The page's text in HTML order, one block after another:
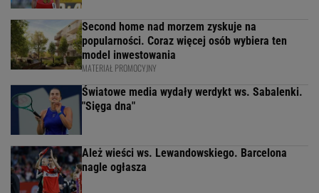
Second home nad morzem zyskuje na
popularności. Coraz więcej osób wybiera ten
model inwestowania
MATERIAŁ PROMOCYJNY
Światowe media wydały werdykt ws. Sabalenki.
"Sięga dna"
Ależ wieści ws. Lewandowskiego. Barcelona
nagle ogłasza